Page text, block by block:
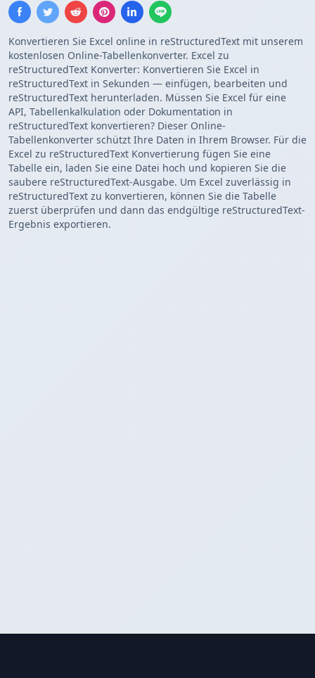
Konvertieren Sie Excel online in reStructuredText mit unserem
kostenlosen Online-Tabellenkonverter. Excel zu
reStructuredText Konverter: Konvertieren Sie Excel in
reStructuredText in Sekunden — einfügen, bearbeiten und
reStructuredText herunterladen. Müssen Sie Excel für eine
API, Tabellenkalkulation oder Dokumentation in
reStructuredText konvertieren? Dieser Online-
Tabellenkonverter schützt Ihre Daten in Ihrem Browser. Für die
Excel zu reStructuredText Konvertierung fügen Sie eine
Tabelle ein, laden Sie eine Datei hoch und kopieren Sie die
saubere reStructuredText-Ausgabe. Um Excel zuverlässig in
reStructuredText zu konvertieren, können Sie die Tabelle
zuerst überprüfen und dann das endgültige reStructuredText-
Ergebnis exportieren.